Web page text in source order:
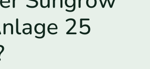
25